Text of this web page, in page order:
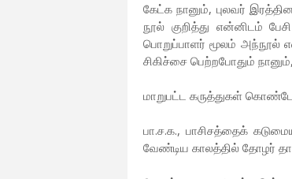
கேட்க நானும், புலவர்
நூல் குறித்து என்னிடம்
பொறுப்பாளர் மூலம்
சிகிச்சை பெற்றபோதும்
மாறுபட்ட கருத்துகள்
பா.ச.க., பாசிசத்தைக்
வேண்டிய காலத்தில் தோழர்